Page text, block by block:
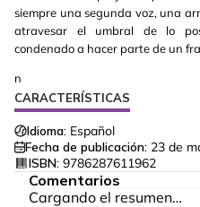
siempre una segunda voz, una
atravesar el umbral de lo
condenado a hacer parte de un
n
CARACTERÍSTICAS
Idioma: Español
Fecha de publicación: 23 de
ISBN: 9786287611962
Comentarios
Cargando el resumen…